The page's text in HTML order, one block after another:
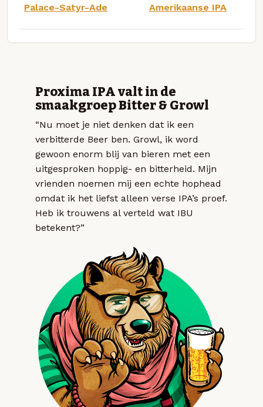
Palace-Satyr-Ade Amerikaanse IPA
Proxima IPA valt in de
smaakgroep Bitter & Growl
“Nu moet je niet denken dat ik een
verbitterde Beer ben. Growl, ik word
gewoon enorm blij van bieren met een
uitgesproken hoppig- en bitterheid. Mijn
vrienden noemen mij een echte hophead
omdat ik het liefst alleen verse IPA’s proef.
Heb ik trouwens al verteld wat IBU
betekent?”